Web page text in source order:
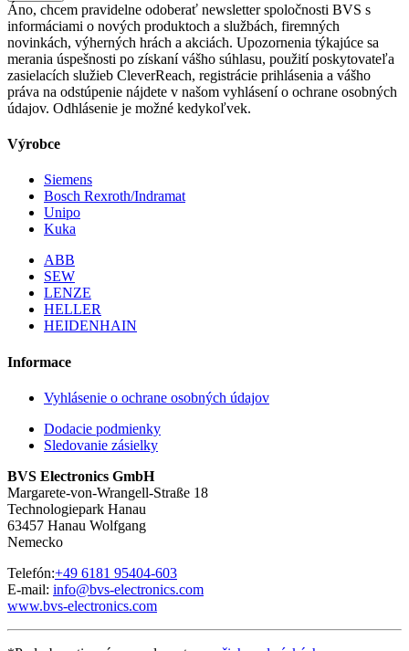
Áno, chcem pravidelne odoberať newsletter spoločnosti BVS s
informáciami o nových produktoch a službách, firemných
novinkách, výherných hrách a akciách. Upozornenia týkajúce sa
merania úspešnosti po získaní vášho súhlasu, použití poskytovateľa
zasielacích služieb CleverReach, registrácie prihlásenia a vášho
práva na odstúpenie nájdete v našom vyhlásení o ochrane osobných
údajov. Odhlásenie je možné kedykoľvek.
Výrobce
Siemens
Bosch Rexroth/Indramat
Unipo
Kuka
ABB
SEW
LENZE
HELLER
HEIDENHAIN
Informace
Vyhlásenie o ochrane osobných údajov
Dodacie podmienky
Sledovanie zásielky
BVS Electronics GmbH
Margarete-von-Wrangell-Straße 18
Technologiepark Hanau
63457 Hanau Wolfgang
Nemecko
Telefón:+49 6181 95404-603
E-mail: info@bvs-electronics.com
www.bvs-electronics.com